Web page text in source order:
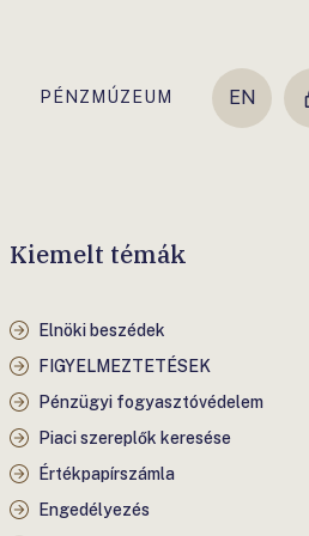
PÉNZMÚZEUM EN
Kiemelt témák
Elnöki beszédek
FIGYELMEZTETÉSEK
Pénzügyi fogyasztóvédelem
Piaci szereplők keresése
Értékpapírszámla
Engedélyezés